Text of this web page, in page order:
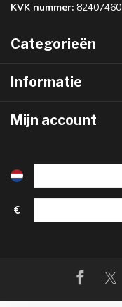
KVK nummer: 82407460
Categorieën
Informatie
Mijn account
€